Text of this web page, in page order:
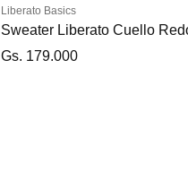
Liberato Basics
Sweater Liberato Cuello
Gs. 179.000